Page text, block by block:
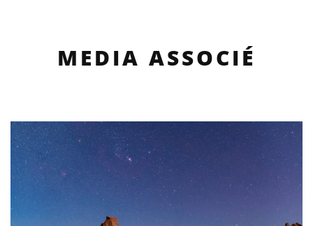
MEDIA ASSOCIÉ